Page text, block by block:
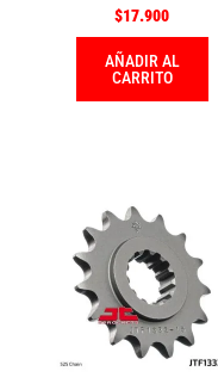
$17.900
AÑADIR AL
CARRITO